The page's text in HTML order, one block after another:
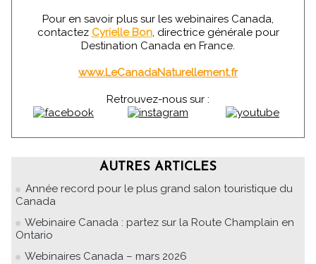
Pour en savoir plus sur les webinaires Canada,
contactez Cyrielle Bon, directrice générale pour
Destination Canada en France.
www.LeCanadaNaturellement.fr
Retrouvez-nous sur :
AUTRES ARTICLES
Année record pour le plus grand salon touristique du
Canada
Webinaire Canada : partez sur la Route Champlain en
Ontario
Webinaires Canada – mars 2026